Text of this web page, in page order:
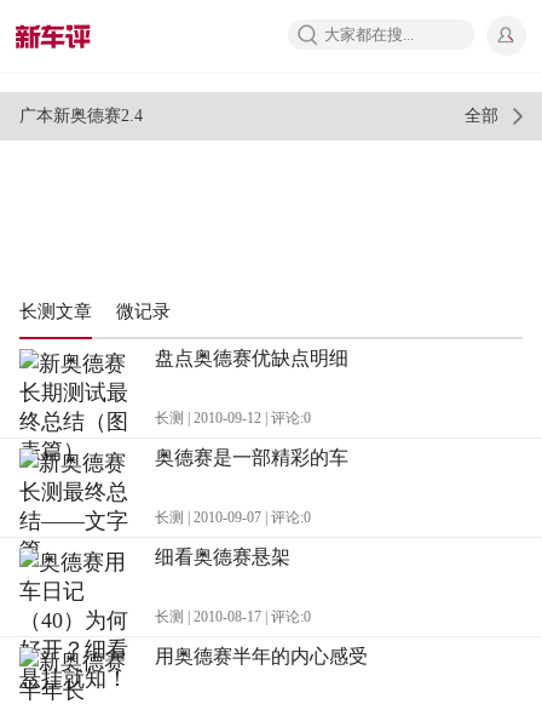
推荐 视频 全部
广本新奥德赛2.4
长测文章 微记录
盘点奥德赛优缺点明细
长测 | 2010-09-12 | 评论:0
奥德赛是一部精彩的车
长测 | 2010-09-07 | 评论:0
细看奥德赛悬架
长测 | 2010-08-17 | 评论:0
用奥德赛半年的内心感受